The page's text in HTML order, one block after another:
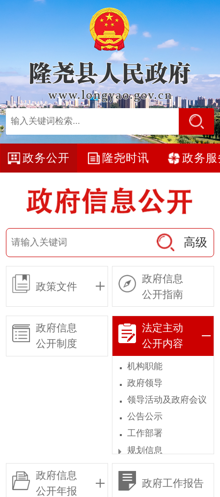
政务公开 隆尧时讯 政务服
高级
政策文件
政府信息
公开指南
政府信息
公开制度
法定主动
公开内容
机构职能
政府领导
领导活动及政府会议
公告公示
工作部署
规划信息
统计信息
权责清单
政府信息
公开年报
政府工作报告